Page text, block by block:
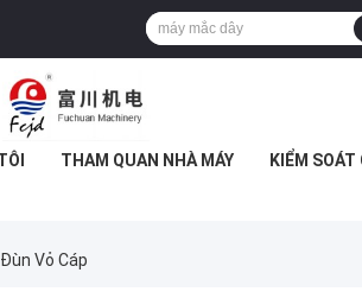
THAM QUAN NHÀ MÁY KIỂM
Vỏ Cáp